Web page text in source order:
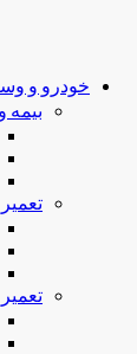
خودرو و